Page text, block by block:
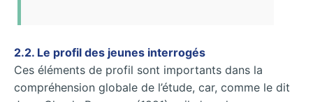
2.2. Le profil des jeunes interrogés
Ces éléments de profil sont importants dans la
compréhension globale de l’étude, car, comme le dit